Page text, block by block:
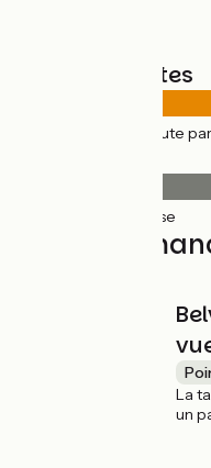
Types de routes
(100%) Route
(100%) Lisse
À ne pas
La
un